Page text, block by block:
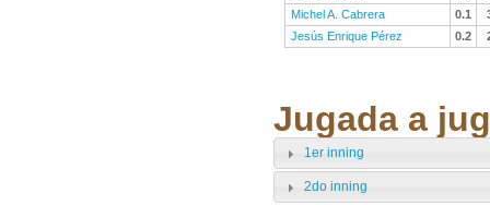
Michel A. Cabrera
0.1
Jesús Enrique Pérez
0.2
Jugada a
1er inning
2do inning